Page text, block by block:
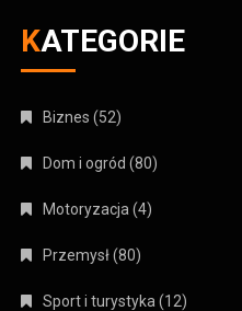
KATEGORIE
Biznes (52)
Dom i ogród (80)
Motoryzacja (4)
Przemysł(80)
Sport i turystyka (12)